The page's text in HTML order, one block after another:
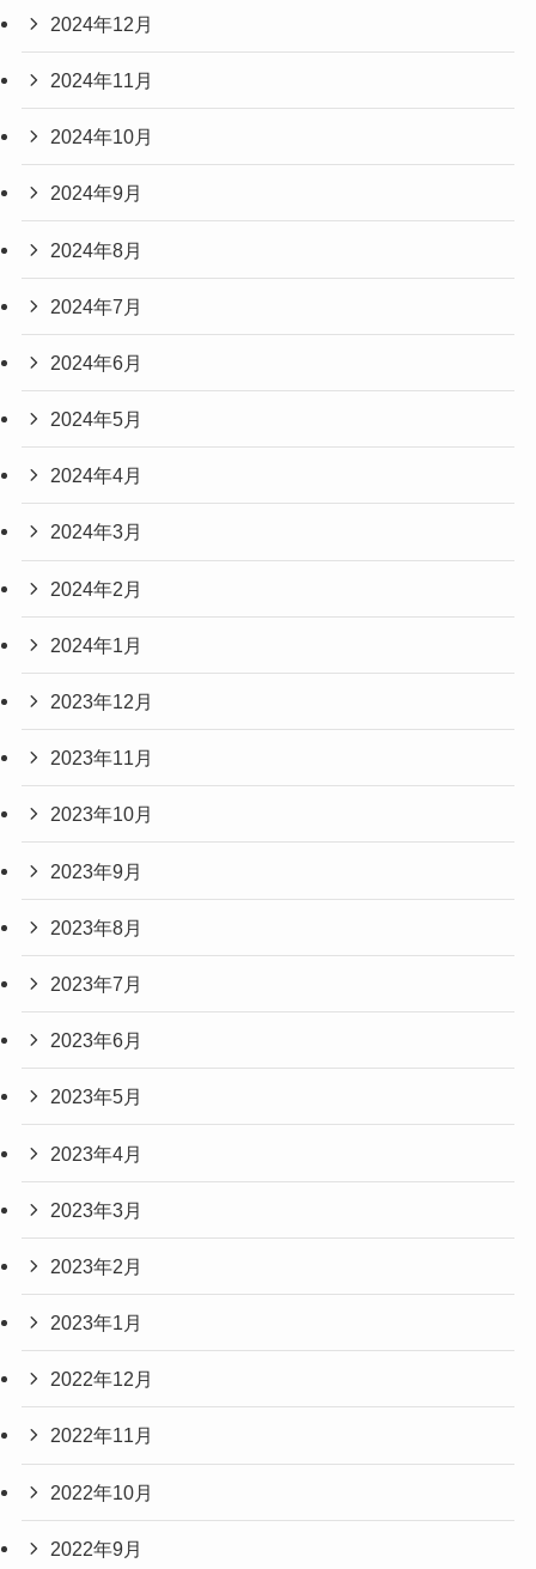
2024年12月
2024年11月
2024年10月
2024年9月
2024年8月
2024年7月
2024年6月
2024年5月
2024年4月
2024年3月
2024年2月
2024年1月
2023年12月
2023年11月
2023年10月
2023年9月
2023年8月
2023年7月
2023年6月
2023年5月
2023年4月
2023年3月
2023年2月
2023年1月
2022年12月
2022年11月
2022年10月
2022年9月